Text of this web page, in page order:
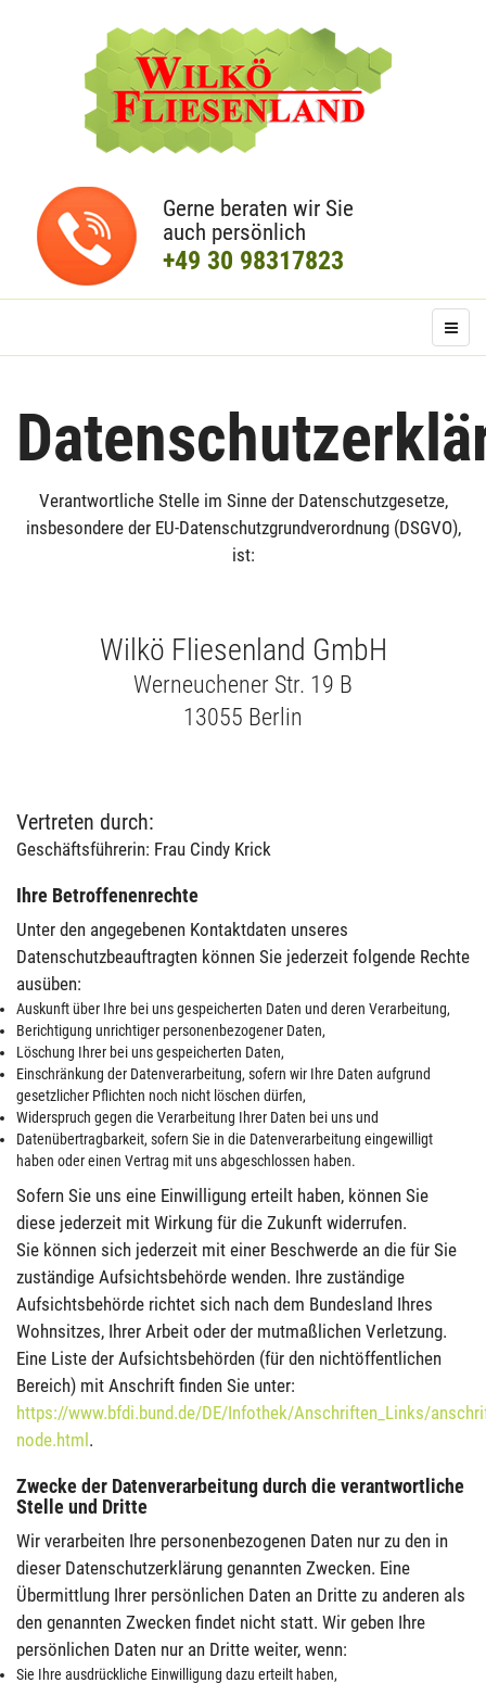
Gerne beraten wir Sie
auch persönlich
+49 30 98317823
Verantwortliche Stelle im Sinne der Datenschutzgesetze,
insbesondere der EU-Datenschutzgrundverordnung (DSGVO),
ist:
Wilkö Fliesenland GmbH
Werneuchener Str. 19 B
13055 Berlin
Vertreten durch:
Geschäftsführerin: Frau Cindy Krick
Ihre Betroffenenrechte
Unter den angegebenen Kontaktdaten unseres
Datenschutzbeauftragten können Sie jederzeit folgende Rechte
ausüben:
Auskunft über Ihre bei uns gespeicherten Daten und deren Verarbeitung,
Berichtigung unrichtiger personenbezogener Daten,
Löschung Ihrer bei uns gespeicherten Daten,
Einschränkung der Datenverarbeitung, sofern wir Ihre Daten aufgrund
gesetzlicher Pflichten noch nicht löschen dürfen,
Widerspruch gegen die Verarbeitung Ihrer Daten bei uns und
Datenübertragbarkeit, sofern Sie in die Datenverarbeitung eingewilligt
haben oder einen Vertrag mit uns abgeschlossen haben.
Sofern Sie uns eine Einwilligung erteilt haben, können Sie
diese jederzeit mit Wirkung für die Zukunft widerrufen.
Sie können sich jederzeit mit einer Beschwerde an die für Sie
zuständige Aufsichtsbehörde wenden. Ihre zuständige
Aufsichtsbehörde richtet sich nach dem Bundesland Ihres
Wohnsitzes, Ihrer Arbeit oder der mutmaßlichen Verletzung.
Eine Liste der Aufsichtsbehörden (für den nichtöffentlichen
Bereich) mit Anschrift finden Sie unter:
https://www.bfdi.bund.de/DE/Infothek/Anschriften_Links/
node.html .
Zwecke der Datenverarbeitung durch die verantwortliche
Stelle und Dritte
Wir verarbeiten Ihre personenbezogenen Daten nur zu den in
dieser Datenschutzerklärung genannten Zwecken. Eine
Übermittlung Ihrer persönlichen Daten an Dritte zu anderen als
den genannten Zwecken findet nicht statt. Wir geben Ihre
persönlichen Daten nur an Dritte weiter, wenn:
Sie Ihre ausdrückliche Einwilligung dazu erteilt haben,